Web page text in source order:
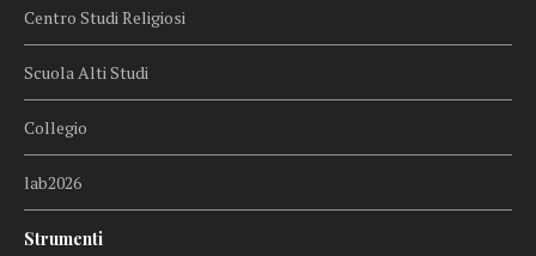
Centro Studi Religiosi
Scuola Alti Studi
Collegio
lab2026
Strumenti